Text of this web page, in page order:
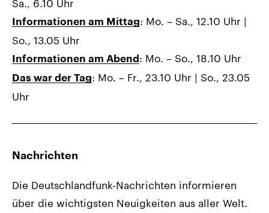
Sa., 6.10 Uhr
Informationen am Mittag: Mo. – Sa., 12.10 Uhr |
So., 13.05 Uhr
Informationen am Abend : Mo. – So., 18.10 Uhr
Das war der Tag: Mo. – Fr., 23.10 Uhr | So., 23.05
Uhr
Nachrichten
Die Deutschlandfunk-Nachrichten informieren
über die wichtigsten Neuigkeiten aus aller Welt.